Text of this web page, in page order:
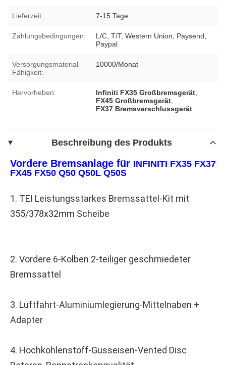
Lieferzeit: 7-15 Tage
Zahlungsbedingungen:
L/C, T/T, Western Union, Paysend,
Paypal
Versorgungsmaterial-
Fähigkeit:
10000/Monat
Hervorheben: Infiniti FX35 Großbremsgerät
FX45 Großbremsgerät
FX37 Bremsverschlussgerät
Beschreibung des Produkts
Vordere Bremsanlage für INFINITI FX35 FX37
FX45 FX50 Q50 Q50L Q50S
1. TEI Leistungsstarkes Bremssattel-Kit mit
355/378x32mm Scheibe
2. Vordere 6-Kolben 2-teiliger geschmiedeter
Bremssattel
3. Luftfahrt-Aluminiumlegierung-Mittelnaben +
Adapter
4. Hochkohlenstoff-Gusseisen-Vented Disc